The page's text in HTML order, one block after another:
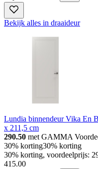
Bekijk alles in draaideur
Lundia binnendeur Vika En
x 211,5 cm
290.50 met GAMMA
30% korting30% korting
30% korting, voordeelprijs:
415.00